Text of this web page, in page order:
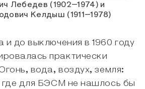
Лебедев (1902–1974) и
Келдыш (1911–1978)
и до выключения в 1960 году
практически
вода, воздух, земля:
где для БЭСМ не нашлось бы